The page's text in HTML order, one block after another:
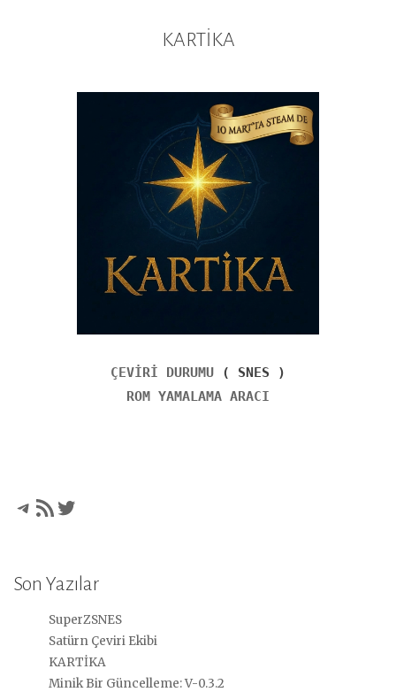
KARTİKA
ÇEVİRİ DURUMU ( SNES )
ROM YAMALAMA ARACI
Telegram
RSS akışıTwitter
Son Yazılar
SuperZSNES
Satürn Çeviri Ekibi
KARTİKA
Minik Bir Güncelleme: V-0.3.2